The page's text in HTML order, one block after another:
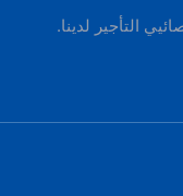
التأجير لدينا.